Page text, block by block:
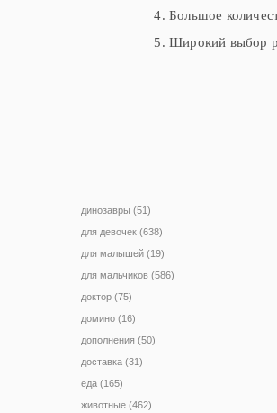
Большое
Широкий выбор
динозавры (51)
для девочек (638)
для малышей (19)
для мальчиков (586)
доктор (75)
домино (16)
дополнения (50)
доставка (31)
еда (165)
животные (462)